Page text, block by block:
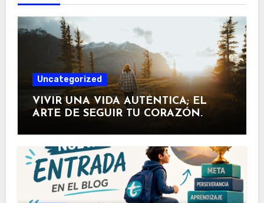
Uncategorized
VIVIR UNA VIDA AUTÉNTICA; EL
ARTE DE SEGUIR TU CORAZÓN.